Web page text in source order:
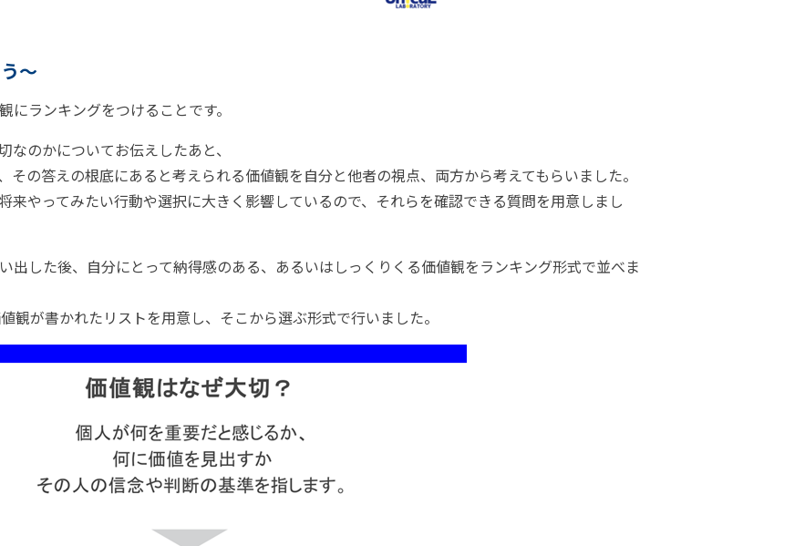
〜
ランキングをつけることです。
のかについてお伝えしたあと、
その答えの根底にあると考えられる価値観を自分と他者の視点、両方から考えてもらいました。
来やってみたい行動や選択に大きく影響しているので、それらを確認できる質問を用意しまし
出した後、自分にとって納得感のある、あるいはしっくりくる価値観をランキング形式で並べま
観が書かれたリストを用意し、そこから選ぶ形式で行いました。